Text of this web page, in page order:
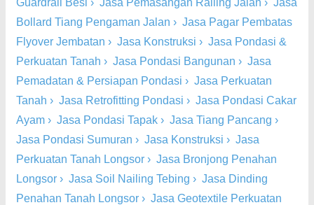
Guardrail Besi › Jasa Pemasangan Railing Jalan › Jasa
Bollard Tiang Pengaman Jalan › Jasa Pagar Pembatas
Flyover Jembatan › Jasa Konstruksi › Jasa Pondasi &
Perkuatan Tanah › Jasa Pondasi Bangunan › Jasa
Pemadatan & Persiapan Pondasi › Jasa Perkuatan
Tanah › Jasa Retrofitting Pondasi › Jasa Pondasi Cakar
Ayam › Jasa Pondasi Tapak › Jasa Tiang Pancang ›
Jasa Pondasi Sumuran › Jasa Konstruksi › Jasa
Perkuatan Tanah Longsor › Jasa Bronjong Penahan
Longsor › Jasa Soil Nailing Tebing › Jasa Dinding
Penahan Tanah Longsor › Jasa Geotextile Perkuatan